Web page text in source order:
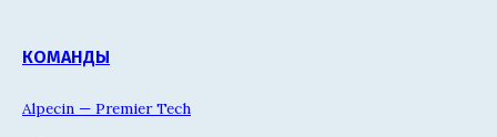
КОМАНДЫ
Alpecin — Premier Tech